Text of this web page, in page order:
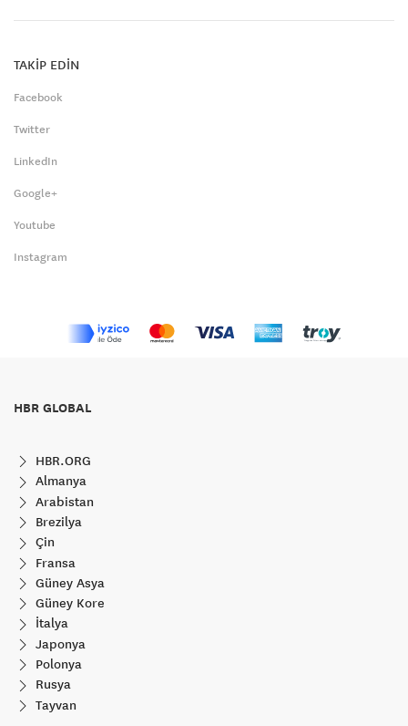
TAKİP EDİN
Facebook
Twitter
LinkedIn
Google+
Youtube
Instagram
HBR GLOBAL
HBR.ORG
Almanya
Arabistan
Brezilya
Çin
Fransa
Güney Asya
Güney Kore
İtalya
Japonya
Polonya
Rusya
Tayvan